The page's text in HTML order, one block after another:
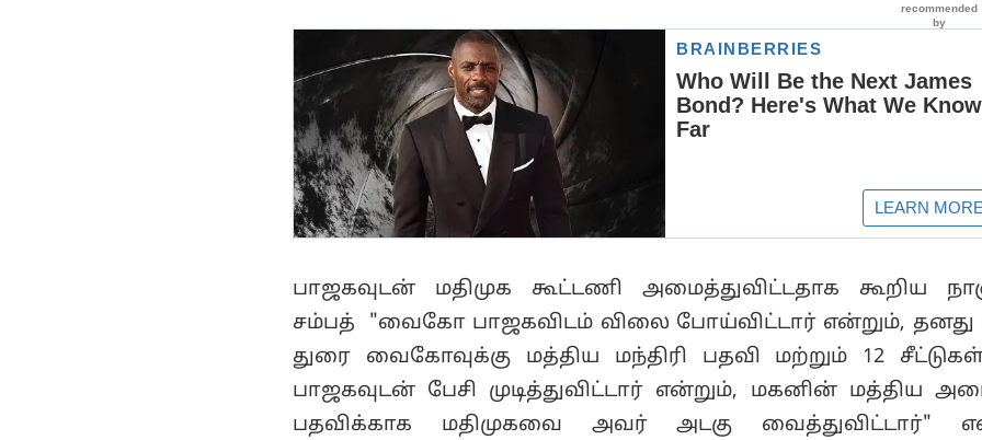
பாஜகவுடன் மதிமுக கூட்டணி அமைத்துவிட்டதாக கூறிய
சம்பத் "வைகோ பாஜகவிடம் விலை போய்விட்டார் என்றும்,
துரை வைகோவுக்கு மத்திய மந்திரி பதவி மற்றும் 12
பாஜகவுடன் பேசி முடித்துவிட்டார் என்றும், மகனின் மத்திய
பதவிக்காக மதிமுகவை அவர் அடகு வைத்துவிட்டார்"